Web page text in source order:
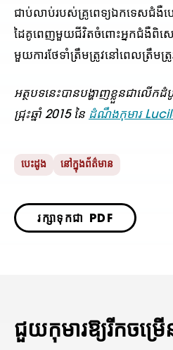
ជាប់លាប់របស់គ្រូពេទ្យឯកទេសជំងឺ
ដៃគូពេញមួយជីវិតចំពោះអ្នកជំងឺពិស
មួយការថែទាំត្រឹមត្រូវនៅពេលត្រឹមត្រូ
អត្ថបទនេះបានបង្ហាញខ្លួនជាលើក
ជ្រុះឆ្នាំ 2015 នៃ ដំណឹងកុមារ
បេះដូង នៅក្នុងព័ត៌មាន
រក្សាទុកជា PDF
ជួយកុមារឱ្យរីកចម្រើ